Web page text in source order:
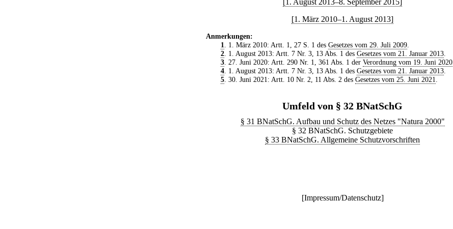
[1. August 2013–8. September 2015]
[1. März 2010–1. August 2013]
Anmerkungen:
1
. 1. März 2010: Artt. 1, 27 S. 1 des Gesetzes vom 29. Juli 2009.
2. 1. August 2013: Artt. 7 Nr. 3, 13 Abs. 1 des Gesetzes vom 21. Januar 2013.
3. 27. Juni 2020: Artt. 290 Nr. 1, 361 Abs. 1 der Verordnung vom 19. Juni 2020.
4. 1. August 2013: Artt. 7 Nr. 3, 13 Abs. 1 des Gesetzes vom 21. Januar 2013.
5. 30. Juni 2021: Artt. 10 Nr. 2, 11 Abs. 2 des Gesetzes vom 25. Juni 2021
Umfeld von § 32 BNatSchG
§ 31 BNatSchG. Aufbau und Schutz des Netzes "Natura 2000"
§ 32 BNatSchG. Schutzgebiete
§ 33 BNatSchG. Allgemeine Schutzvorschriften
[Impressum/Datenschutz]